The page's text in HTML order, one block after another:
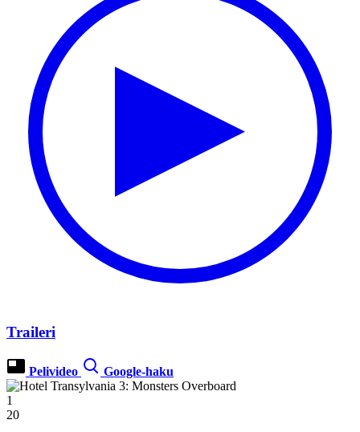
Traileri
Pelivideo Google-haku
1
20